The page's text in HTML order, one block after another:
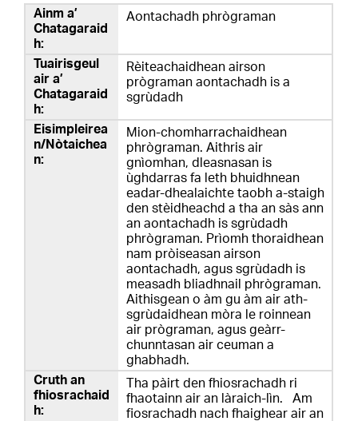
Aontachadh phrògraman
Rèiteachaidhean airson
prògraman aontachadh is a
sgrùdadh
Mion-chomharrachaidhean
phrògraman. Aithris air
gnìomhan, dleasnasan is
ùghdarras fa leth bhuidhnean
eadar-dhealaichte taobh a-staigh
den stèidheachd a tha an sàs ann
an aontachadh is sgrùdadh
phrògraman. Prìomh thoraidhean
nam pròiseasan airson
aontachadh, agus sgrùdadh is
measadh bliadhnail phrògraman.
Aithisgean o àm gu àm air ath-
sgrùdaidhean mòra le roinnean
air prògraman, agus geàrr-
chunntasan air ceuman a
ghabhadh.
Tha pàirt den fhiosrachadh ri
fhaotainn air an làraich-lìn. Am
fiosrachadh nach fhaighear air an